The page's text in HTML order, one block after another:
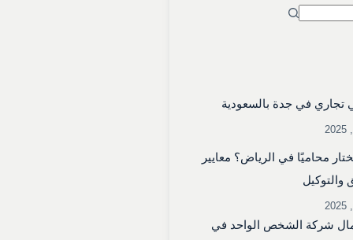
تجاري في جدة بالسعودية
محاميًا في الرياض؟ معايير
والتوكيل
شركة الشخص الواحد في